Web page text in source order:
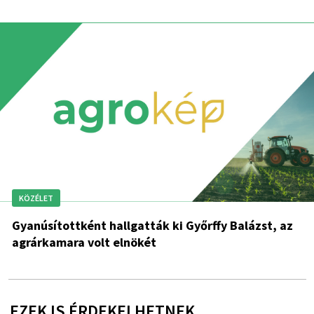
KÖZÉLET
Gyanúsítottként hallgatták ki Győrffy Balázst, az
agrárkamara volt elnökét